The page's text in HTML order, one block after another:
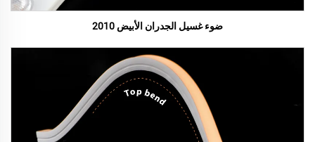
ضوء غسيل الجدران الأبيض 2010